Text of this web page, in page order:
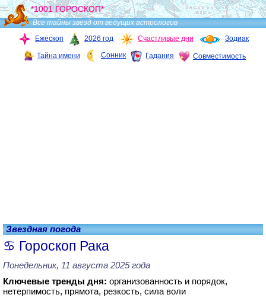
*1001 ГОРОСКОП*
Все тайны звезд от ведущих астрологов
Ежескоп
2026 год Счастливые дни Зодиак
Тайна имени Сонник Гадания Совместимость
Звездная погода
Гороскоп Рака
Понедельник, 11 августа 2025 года
Ключевые тренды дня: организованность и порядок,
нетерпимость, прямота, резкость, сила воли